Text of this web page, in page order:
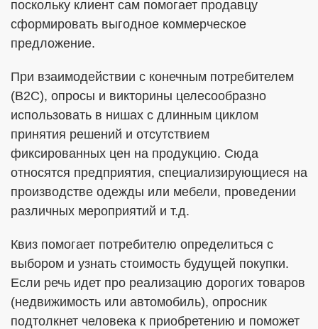
поскольку клиент сам помогает продавцу
сформировать выгодное коммерческое
предложение.
При взаимодействии с конечным потребителем
(В2С), опросы и викторины целесообразно
использовать в нишах с длинным циклом
принятия решений и отсутствием
фиксированных цен на продукцию. Сюда
относятся предприятия, специализирующиеся на
производстве одежды или мебели, проведении
различных мероприятий и т.д.
Квиз помогает потребителю определиться с
выбором и узнать стоимость будущей покупки.
Если речь идет про реализацию дорогих товаров
(недвижимость или автомобиль), опросник
подтолкнет человека к приобретению и поможет